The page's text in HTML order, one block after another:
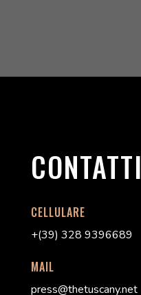
CONTATTI
CELLULARE
+(39) 328 9396689
MAIL
press@thetuscany.net